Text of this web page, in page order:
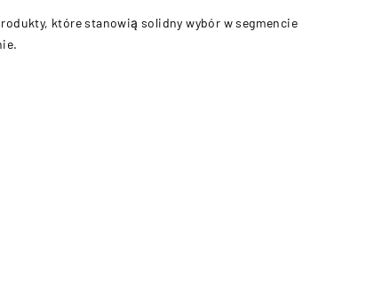
które stanowią solidny wybór w segmencie